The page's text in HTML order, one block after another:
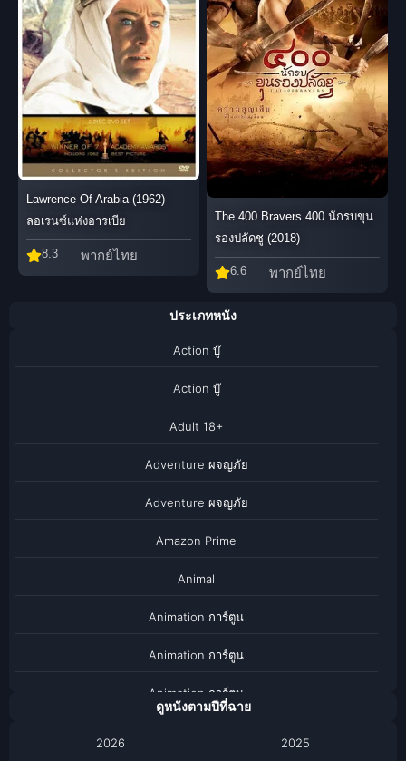
Lawrence Of Arabia (1962)
ลอเรนซ์แห่งอารเบีย
8.3 พากย์ไทย
The 400 Bravers 400 นักรบขุน
รองปลัดชู (2018)
6.6 พากย์ไทย
ประเภทหนัง
Action บู๊
Action บู๊
Adult 18+
Adventure ผจญภัย
Adventure ผจญภัย
Amazon Prime
Animal
Animation การ์ตูน
Animation การ์ตูน
Animation การ์ตูน
ดูหนังตามปีที่ฉาย
2026
2025